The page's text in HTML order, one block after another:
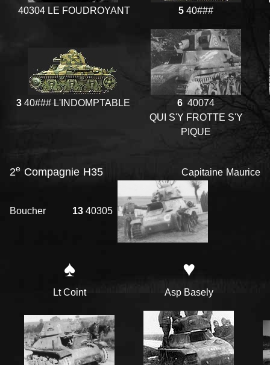
40304 LE FOUDROYANT 5 40###
340### L'INDOMPTABLE 6 40074
QUI S'Y FROTTE S'Y
PIQUE
2e Compagnie H35 Capitaine Maurice
Boucher 13 40305
♠
Lt Coint
♥
Asp Basely